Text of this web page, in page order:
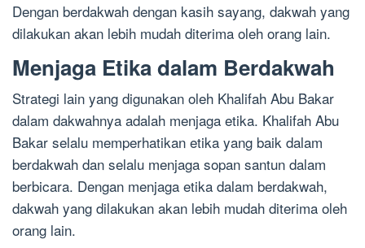
Dengan berdakwah dengan kasih sayang, dakwah yang
dilakukan akan lebih mudah diterima oleh orang lain.
Menjaga Etika dalam Berdakwah
Strategi lain yang digunakan oleh Khalifah Abu Bakar
dalam dakwahnya adalah menjaga etika. Khalifah Abu
Bakar selalu memperhatikan etika yang baik dalam
berdakwah dan selalu menjaga sopan santun dalam
berbicara. Dengan menjaga etika dalam berdakwah,
dakwah yang dilakukan akan lebih mudah diterima oleh
orang lain.